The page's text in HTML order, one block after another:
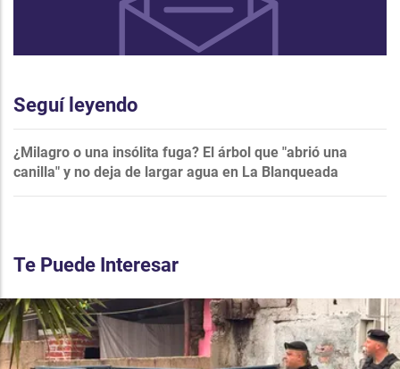
Seguí leyendo
¿Milagro o una insólita fuga? El árbol que "abrió una
canilla" y no deja de largar agua en La Blanqueada
Te Puede Interesar